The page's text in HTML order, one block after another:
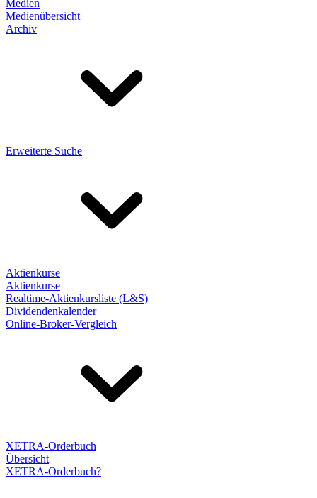
Medien
Medienübersicht
Archiv
Erweiterte Suche
Aktienkurse
Aktienkurse
Realtime-Aktienkursliste (L&S)
Dividendenkalender
Online-Broker-Vergleich
XETRA-Orderbuch
Übersicht
XETRA-Orderbuch?